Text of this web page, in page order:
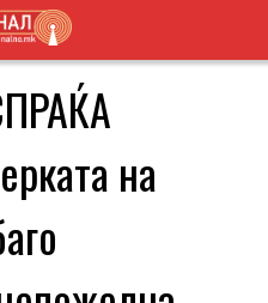
на